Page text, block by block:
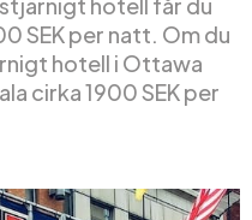
SEK per natt. Om du
hotell i Ottawa
cirka 1900 SEK per